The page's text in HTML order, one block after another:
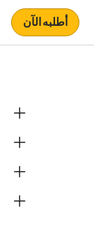
أطلبه الآن